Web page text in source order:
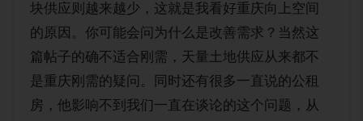
块供应则越来越少，这就是我看好重庆向上空间
的原因。你可能会问为什么是改善需求？当然这
篇帖子的确不适合刚需，天量土地供应从来都不
是重庆刚需的疑问。同时还有很多一直说的公租
房，他影响不到我们一直在谈论的这个问题，从